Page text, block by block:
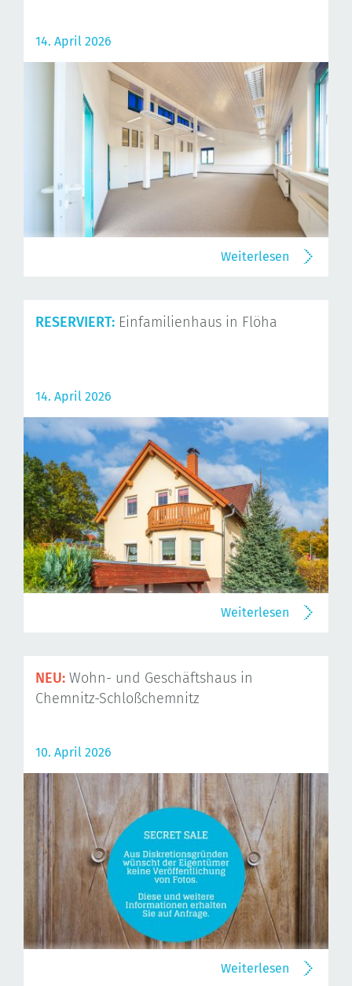
14. April 2026
Weiterlesen
RESERVIERT: Einfamilienhaus in Flöha
14. April 2026
Weiterlesen
NEU: Wohn- und Geschäftshaus in
Chemnitz-Schloßchemnitz
10. April 2026
Weiterlesen